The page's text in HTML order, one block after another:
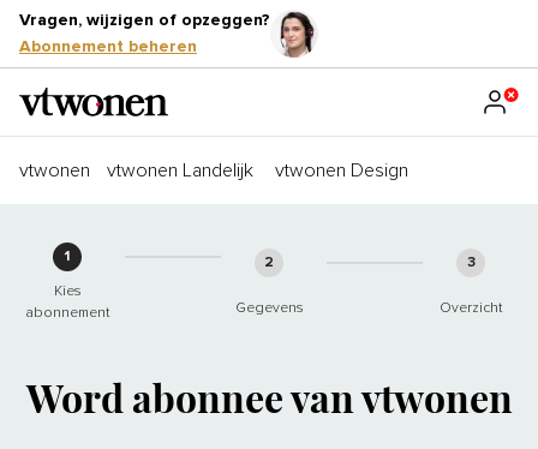
Vragen, wijzigen of opzeggen?
Abonnement beheren
vtwonen vtwonen Landelijk vtwonen Design
1
Kies
abonnement
2
Gegevens
3
Overzicht
Word abonnee van vtwonen